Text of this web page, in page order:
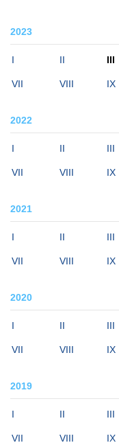
2023
I II III
VII VIII IX
2022
I II III
VII VIII IX
2021
I II III
VII VIII IX
2020
I II III
VII VIII IX
2019
I II III
VII VIII IX